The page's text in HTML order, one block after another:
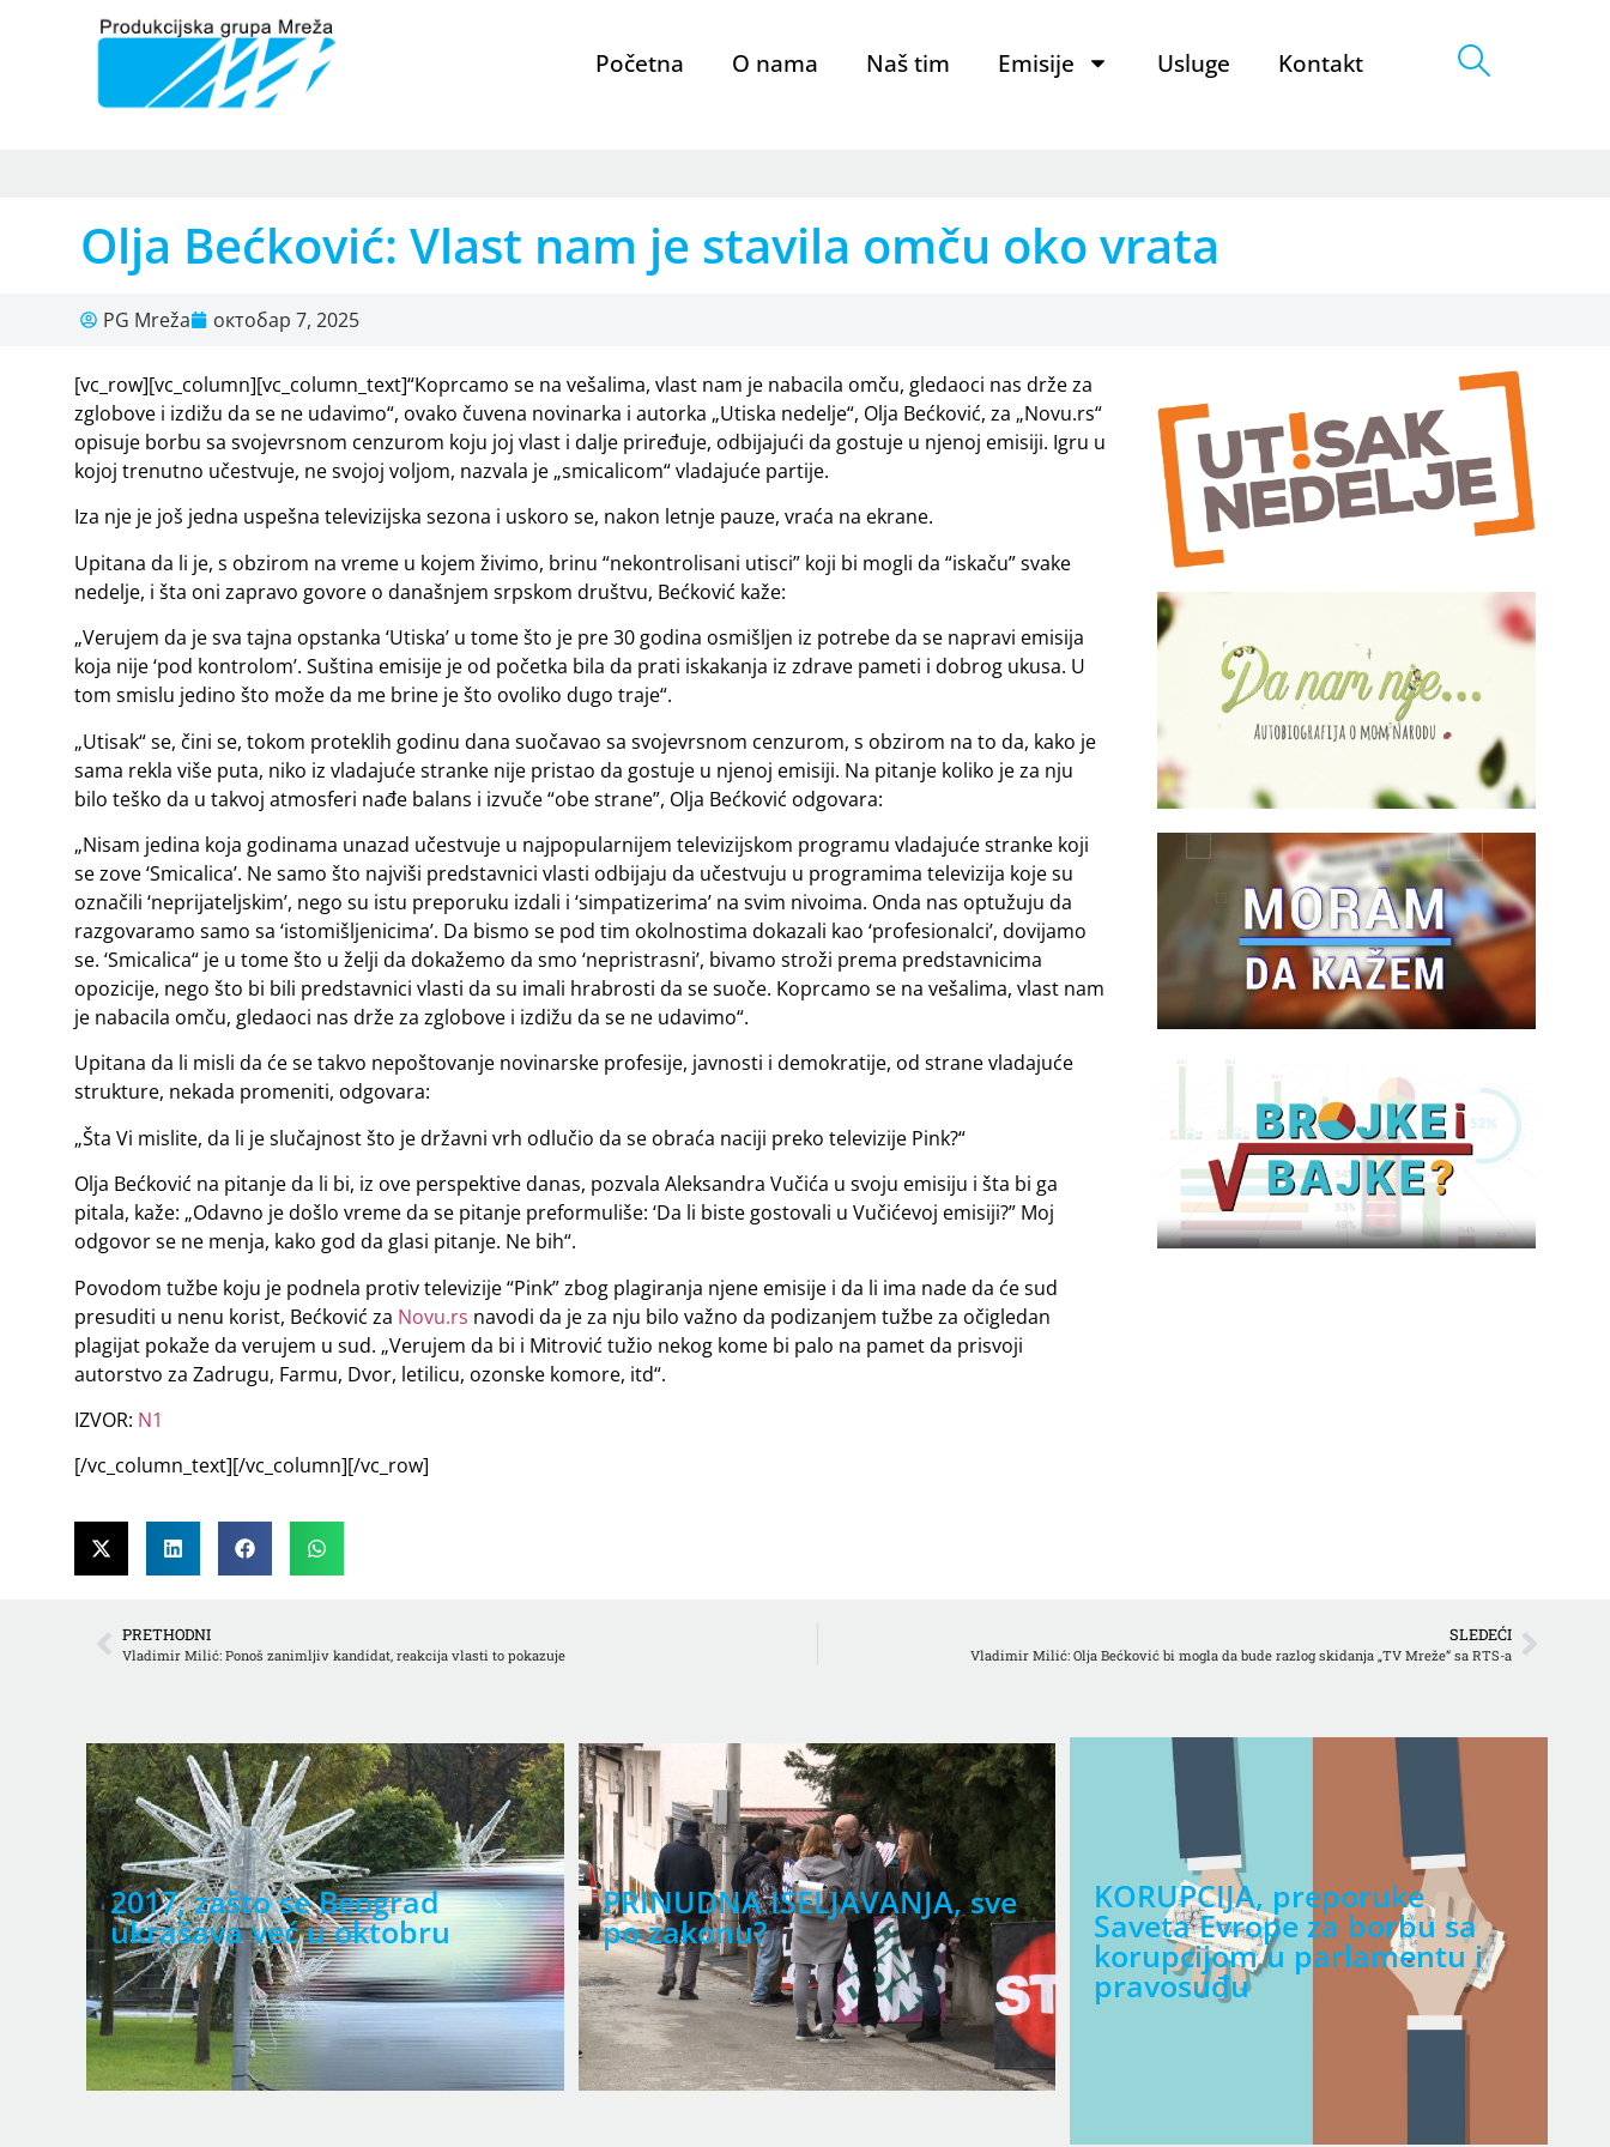
Početna O nama Naš tim Emisije Usluge Kontakt
Olja Bećković: Vlast nam je stavila omču oko vrata
PG Mreža октобар 7, 2025
[vc_row][vc_column][vc_column_text]“Koprcamo se na vešalima, vlast nam je nabacila omču, gledaoci nas drže za
zglobove i izdižu da se ne udavimo“, ovako čuvena novinarka i autorka „Utiska nedelje“, Olja Bećković, za „Novu.rs“
opisuje borbu sa svojevrsnom cenzurom koju joj vlast i dalje priređuje, odbijajući da gostuje u njenoj emisiji. Igru u
kojoj trenutno učestvuje, ne svojoj voljom, nazvala je „smicalicom“ vladajuće partije.
Iza nje je još jedna uspešna televizijska sezona i uskoro se, nakon letnje pauze, vraća na ekrane.
Upitana da li je, s obzirom na vreme u kojem živimo, brinu “nekontrolisani utisci” koji bi mogli da “iskaču” svake
nedelje, i šta oni zapravo govore o današnjem srpskom društvu, Bećković kaže:
„Verujem da je sva tajna opstanka ‘Utiska’ u tome što je pre 30 godina osmišljen iz potrebe da se napravi emisija
koja nije ‘pod kontrolom’. Suština emisije je od početka bila da prati iskakanja iz zdrave pameti i dobrog ukusa. U
tom smislu jedino što može da me brine je što ovoliko dugo traje“.
„Utisak“ se, čini se, tokom proteklih godinu dana suočavao sa svojevrsnom cenzurom, s obzirom na to da, kako je
sama rekla više puta, niko iz vladajuće stranke nije pristao da gostuje u njenoj emisiji. Na pitanje koliko je za nju
bilo teško da u takvoj atmosferi nađe balans i izvuče “obe strane”, Olja Bećković odgovara:
„Nisam jedina koja godinama unazad učestvuje u najpopularnijem televizijskom programu vladajuće stranke koji
se zove ‘Smicalica’. Ne samo što najviši predstavnici vlasti odbijaju da učestvuju u programima televizija koje su
označili ‘neprijateljskim’, nego su istu preporuku izdali i ‘simpatizerima’ na svim nivoima. Onda nas optužuju da
razgovaramo samo sa ‘istomišljenicima’. Da bismo se pod tim okolnostima dokazali kao ‘profesionalci’, dovijamo
se. ‘Smicalica“ je u tome što u želji da dokažemo da smo ‘nepristrasni’, bivamo stroži prema predstavnicima
opozicije, nego što bi bili predstavnici vlasti da su imali hrabrosti da se suoče. Koprcamo se na vešalima, vlast nam
je nabacila omču, gledaoci nas drže za zglobove i izdižu da se ne udavimo“.
Upitana da li misli da će se takvo nepoštovanje novinarske profesije, javnosti i demokratije, od strane vladajuće
strukture, nekada promeniti, odgovara:
„Šta Vi mislite, da li je slučajnost što je državni vrh odlučio da se obraća naciji preko televizije Pink?“
Olja Bećković na pitanje da li bi, iz ove perspektive danas, pozvala Aleksandra Vučića u svoju emisiju i šta bi ga
pitala, kaže: „Odavno je došlo vreme da se pitanje preformuliše: ‘Da li biste gostovali u Vučićevoj emisiji?” Moj
odgovor se ne menja, kako god da glasi pitanje. Ne bih“.
Povodom tužbe koju je podnela protiv televizije “Pink” zbog plagiranja njene emisije i da li ima nade da će sud
presuditi u nenu korist, Bećković za Novu.rs navodi da je za nju bilo važno da podizanjem tužbe za očigledan
plagijat pokaže da verujem u sud. „Verujem da bi i Mitrović tužio nekog kome bi palo na pamet da prisvoji
autorstvo za Zadrugu, Farmu, Dvor, letilicu, ozonske komore, itd“.
IZVOR: N1
[/vc_column_text][/vc_column][/vc_row]
PRETHODNI
Vladimir Milić: Ponoš zanimljiv kandidat, reakcija vlasti to pokazuje
SLEDEĆI
Vladimir Milić: Olja Bećković bi mogla da bude razlog skidanja „TV Mreže” sa RTS-a
2017, zašto se Beograd
ukrašava već u oktobru
PRINUDNA ISELJAVANJA, sve
po zakonu?
KORUPCIJA, preporuke
Saveta Evrope za borbu sa
korupcijom u parlamentu i
pravosuđu